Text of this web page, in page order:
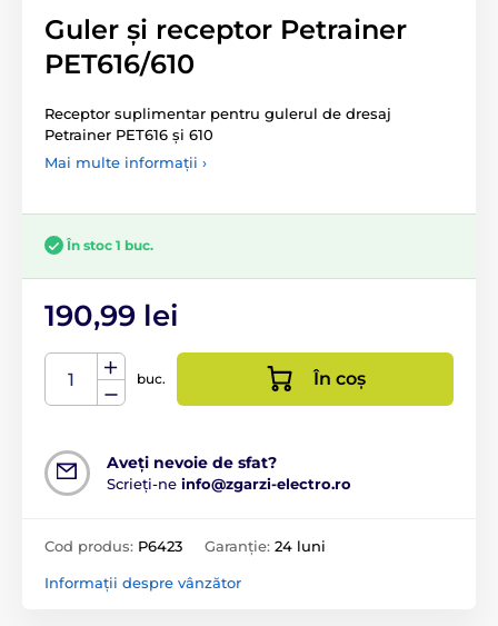
Guler și receptor Petrainer
PET616/610
Receptor suplimentar pentru gulerul de dresaj
Petrainer PET616 și 610
Mai multe informații ›
În stoc 1 buc.
190,99 lei
buc. În coș
Aveți nevoie de sfat?
Scrieți-ne info@zgarzi-electro.ro
Cod produs: P6423 Garanție: 24 luni
Informații despre vânzător